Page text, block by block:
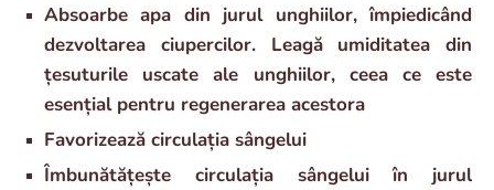
Absoarbe apa din jurul unghiilor, împiedicând
dezvoltarea ciupercilor. Leagă umiditatea din
țesuturile uscate ale unghiilor, ceea ce este
esențial pentru regenerarea acestora
Favorizează circulația sângelui
Îmbunătățește circulația sângelui în jurul